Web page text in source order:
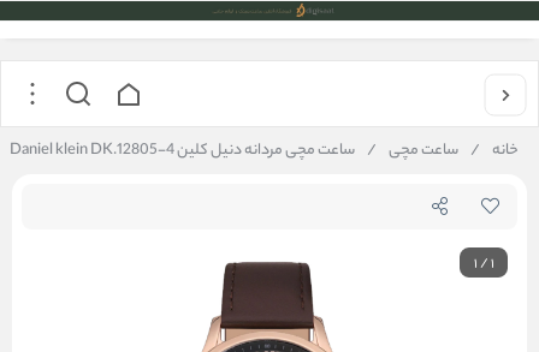
خانه / ساعت مچی / ساعت مچی مردانه دنیل کلین Daniel klein DK.12805-4
1/1